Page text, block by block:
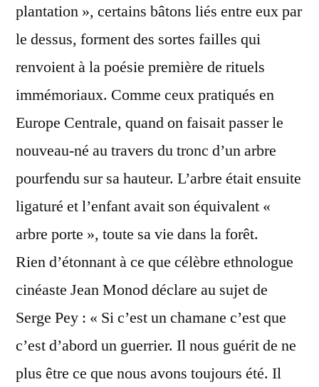
plantation », certains bâtons liés entre eux par
le dessus, forment des sortes failles qui
renvoient à la poésie première de rituels
immémoriaux. Comme ceux pratiqués en
Europe Centrale, quand on faisait passer le
nouveau-né au travers du tronc d’un arbre
pourfendu sur sa hauteur. L’arbre était ensuite
ligaturé et l’enfant avait son équivalent «
arbre porte », toute sa vie dans la forêt.
Rien d’étonnant à ce que célèbre ethnologue
cinéaste Jean Monod déclare au sujet de
Serge Pey : « Si c’est un chamane c’est que
c’est d’abord un guerrier. Il nous guérit de ne
plus être ce que nous avons toujours été. Il